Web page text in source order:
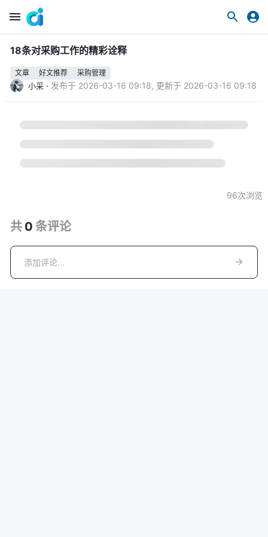
18条对采购工作的精彩诠释
文章 好文推荐 采购管理
小采 · 发布于 2026-03-16 09:18, 更新于 2026-03-16 09:18
96次浏览
共 0 条评论